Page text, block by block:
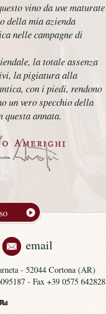
vino da uve maturate
della mia azienda
nelle campagne di
la totale assenza
la pigiatura alla
con i piedi, rendono
un vero specchio della
questa annata.
email
- 52044 Cortona (AR)
- Fax +39 0575 642828